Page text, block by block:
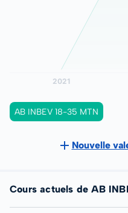
AB INBEV 18-35 MTN
Nouvelle
Cours actuels de AB